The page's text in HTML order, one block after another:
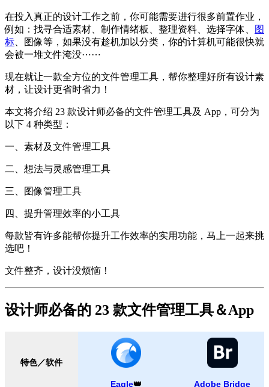
在投入真正的设计工作之前，你可能需要进行很多前置作业，
例如：找寻合适素材、制作情绪板、整理资料、选择字体、
图
标 、图像等，如果没有趁机加以分类，你的计算机可能很快就
会被一堆文件淹没⋯⋯
现在就让一款全方位的文件管理工具，帮你整理好所有设计素
材，让设计更省时省力！
本文将介绍 23 款设计师必备的文件管理工具及 App，可分为
以下 4 种类型：
一、素材及文件管理工具
二、想法与灵感管理工具
三、图像管理工具
四、提升管理效率的小工具
每款皆有许多能帮你提升工作效率的实用功能，马上一起来挑
选吧！
文件整齐，设计没烦恼！
设计师必备的 23 款文件管理工具＆App
特色／软件
Eagle👑 Adobe Bridge